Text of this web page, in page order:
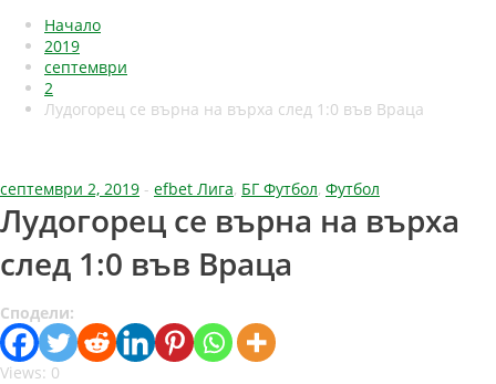
Начало
2019
септември
2
Лудогорец се върна на върха след 1:0 във Враца
септември 2, 2019 - efbet Лига, БГ Футбол, Футбол
Лудогорец се върна на върха
след 1:0 във Враца
Сподели:
Views: 0